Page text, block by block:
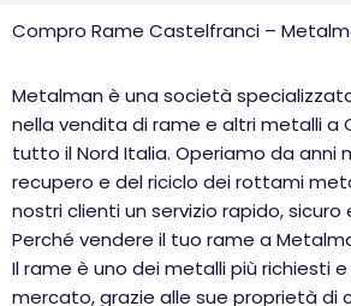
Compro Rame Castelfranci –
Metalman è una società
nella vendita di rame e altri metalli a
tutto il Nord Italia. Operiamo da anni
recupero e del riciclo dei rottami
nostri clienti un servizio rapido, sicuro
Perché vendere il tuo rame a
Il rame è uno dei metalli più richiesti
mercato, grazie alle sue proprietà di